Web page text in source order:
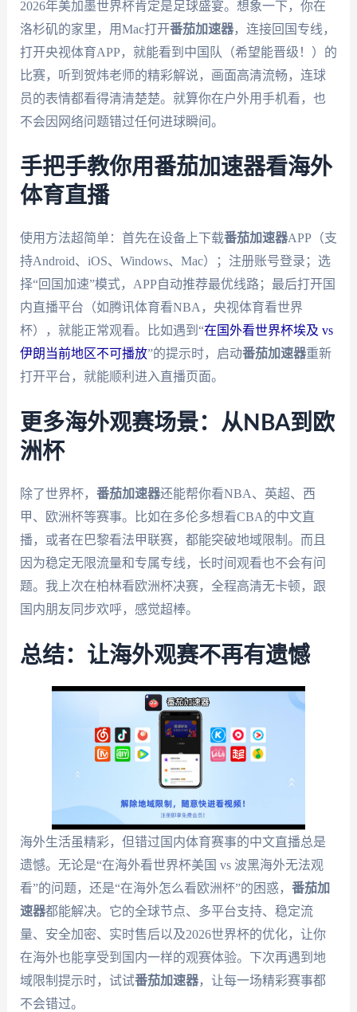
2026年美加墨世界杯肯定是足球盛宴。想象一下，你在
洛杉矶的家里，用Mac打开番茄加速器，连接回国专线，
打开央视体育APP，就能看到中国队（希望能晋级！）的
比赛，听到贺炜老师的精彩解说，画面高清流畅，连球
员的表情都看得清清楚楚。就算你在户外用手机看，也
不会因网络问题错过任何进球瞬间。
手把手教你用番茄加速器看海外
体育直播
使用方法超简单：首先在设备上下载番茄加速器APP（支
持Android、iOS、Windows、Mac）；注册账号登录；选
择“回国加速”模式，APP自动推荐最优线路；最后打开国
内直播平台（如腾讯体育看NBA，央视体育看世界
杯），就能正常观看。比如遇到“在国外看世界杯埃及 vs
伊朗当前地区不可播放”的提示时，启动番茄加速器重新
打开平台，就能顺利进入直播页面。
更多海外观赛场景：从NBA到欧
洲杯
除了世界杯， 番茄加速器还能帮你看NBA、英超、西
甲、欧洲杯等赛事。比如在多伦多想看CBA的中文直
播，或者在巴黎看法甲联赛，都能突破地域限制。而且
因为稳定无限流量和专属专线，长时间观看也不会有问
题。我上次在柏林看欧洲杯决赛，全程高清无卡顿，跟
国内朋友同步欢呼，感觉超棒。
总结：让海外观赛不再有遗憾
海外生活虽精彩，但错过国内体育赛事的中文直播总是
遗憾。无论是“在海外看世界杯美国 vs 波黑海外无法观
看”的问题，还是“在海外怎么看欧洲杯”的困惑， 番茄加
速器都能解决。它的全球节点、多平台支持、稳定流
量、安全加密、实时售后以及2026世界杯的优化，让你
在海外也能享受到国内一样的观赛体验。下次再遇到地
域限制提示时，试试番茄加速器，让每一场精彩赛事都
不会错过。